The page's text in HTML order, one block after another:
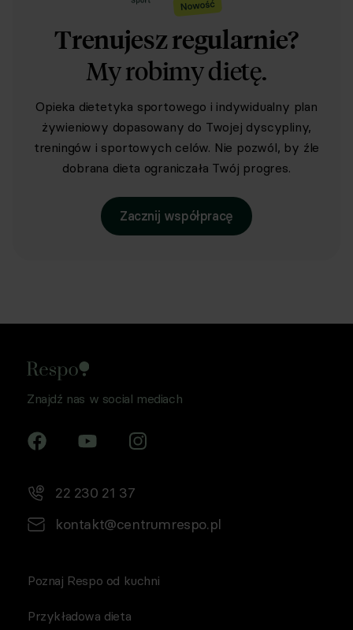
Trenujesz regularnie?
My robimy dietę.
Opieka dietetyka sportowego i indywidualny plan
żywieniowy dopasowany do Twojej dyscypliny,
treningów i sportowych celów. Nie pozwól, by źle
dobrana dieta ograniczała Twój progres.
Zacznij współpracę
Znajdź nas w social mediach
22 230 21 37
kontakt@centrumrespo.pl
Poznaj Respo od kuchni
Przykładowa dieta